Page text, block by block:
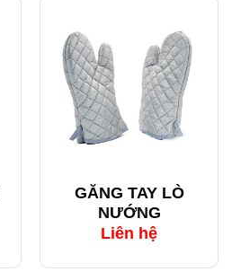
GĂNG TAY LÒ
NƯỚNG
Liên hệ